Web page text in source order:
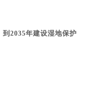
到2035年建设湿地保护